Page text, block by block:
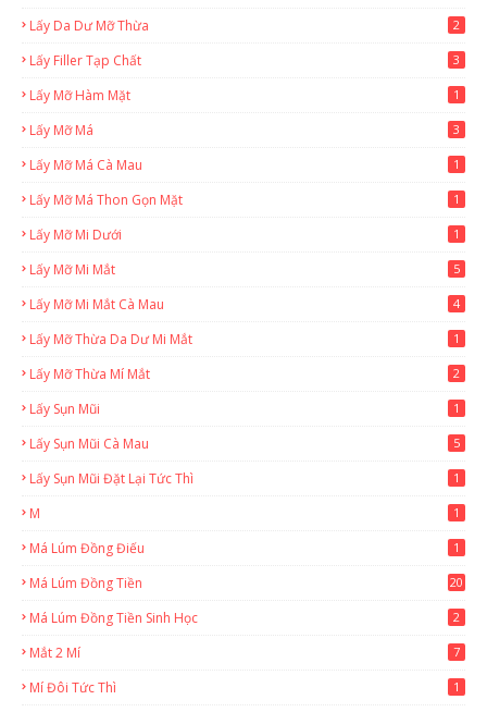
Lấy Da Dư Mỡ Thừa 2
Lấy Filler Tạp Chất 3
Lấy Mỡ Hàm Mặt 1
Lấy Mỡ Má 3
Lấy Mỡ Má Cà Mau 1
Lấy Mỡ Má Thon Gọn Mặt 1
Lấy Mỡ Mi Dưới 1
Lấy Mỡ Mi Mắt 5
Lấy Mỡ Mi Mắt Cà Mau 4
Lấy Mỡ Thừa Da Dư Mi Mắt 1
Lấy Mỡ Thừa Mí Mắt 2
Lấy Sụn Mũi 1
Lấy Sụn Mũi Cà Mau 5
Lấy Sụn Mũi Đặt Lại Tức Thì 1
M 1
Má Lúm Đồng Điếu 1
Má Lúm Đồng Tiền 20
Má Lúm Đồng Tiền Sinh Học 2
Mắt 2 Mí 7
Mí Đôi Tức Thì 1